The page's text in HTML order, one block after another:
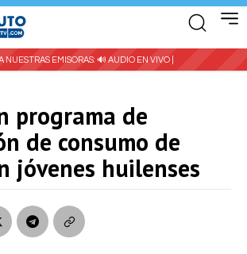
NUESTRAS EMISORAS: 🔊 AUDIO EN VIVO |
programa de
de consumo de
jóvenes huilenses